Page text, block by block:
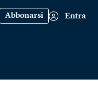
Abbonarsi Entra